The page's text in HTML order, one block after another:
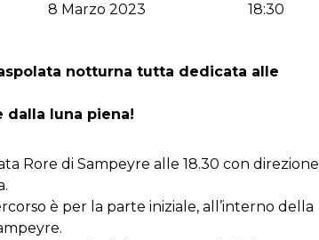
8 Marzo 2023 18:30
notturna tutta dedicata alle
dalla luna piena!
Rore di Sampeyre alle 18.30 con direzione
è per la parte iniziale, all’interno della